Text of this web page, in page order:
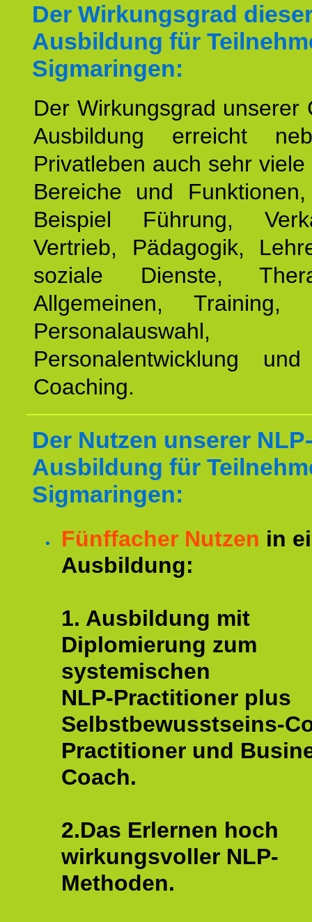
Der Wirkungsgrad
Ausbildung für
Sigmaringen:
Der Wirkungsgrad unserer
Ausbildung erreicht
Privatleben auch sehr
Bereiche und
Beispiel Führung,
Vertrieb, Pädagogik,
soziale Dienste,
Allgemeinen, Training,
Personalauswahl,
Personalentwicklung
Coaching.
Der Nutzen unserer
Ausbildung für
Sigmaringen:
Fünffacher Nutzen in
Ausbildung:
1. Ausbildung mit
Diplomierung zum
systemischen
NLP-Practitioner plus
Selbstbewusstseins-
Practitioner und
Coach.
2.Das Erlernen hoch
wirkungsvoller NLP-
Methoden.